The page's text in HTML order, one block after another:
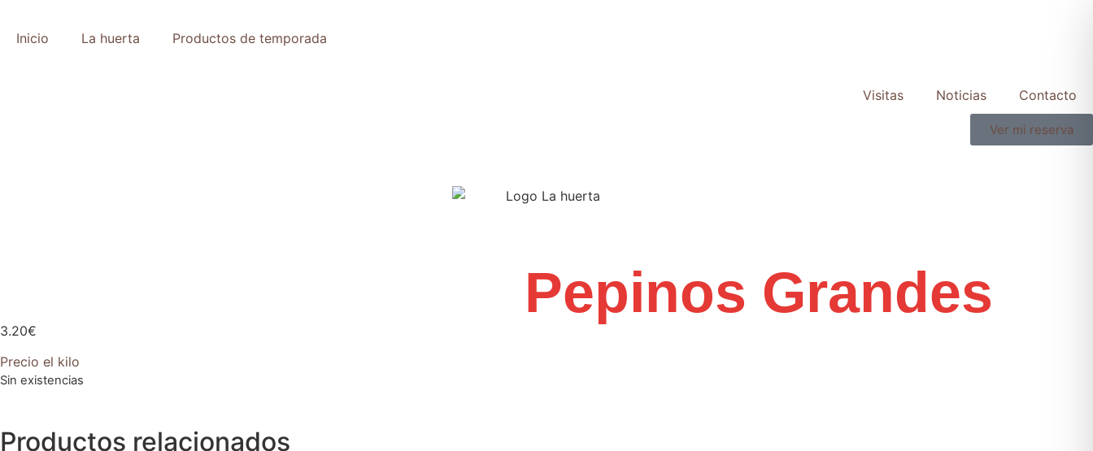
Inicio La huerta Productos de temporada
Visitas Noticias Contacto
Ver mi reserva
Pepinos Grandes
3.20€
Precio el kilo
Sin existencias
Productos relacionados